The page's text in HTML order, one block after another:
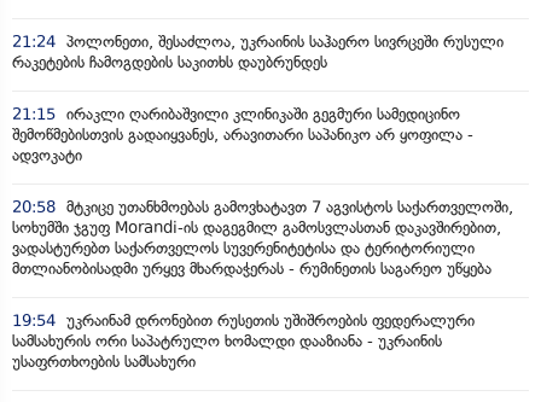
21:24 პოლონეთი, შესაძლოა, უკრაინის საჰაერო სივრცეში რუსული
რაკეტების ჩამოგდების საკითხს დაუბრუნდეს
21:15 ირაკლი ღარიბაშვილი კლინიკაში გეგმური სამედიცინო
შემოწმებისთვის გადაიყვანეს, არავითარი საპანიკო არ ყოფილა -
ადვოკატი
20:58 მტკიცე უთანხმოებას გამოვხატავთ 7 აგვისტოს საქართველოში,
სოხუმში ჯგუფ Morandi-ის დაგეგმილ გამოსვლასთან დაკავშირებით,
ვადასტურებთ საქართველოს სუვერენიტეტისა და ტერიტორიული
მთლიანობისადმი ურყევ მხარდაჭერას - რუმინეთის საგარეო უწყება
19:54 უკრაინამ დრონებით რუსეთის უშიშროების ფედერალური
სამსახურის ორი საპატრულო ხომალდი დააზიანა - უკრაინის
უსაფრთხოების სამსახური